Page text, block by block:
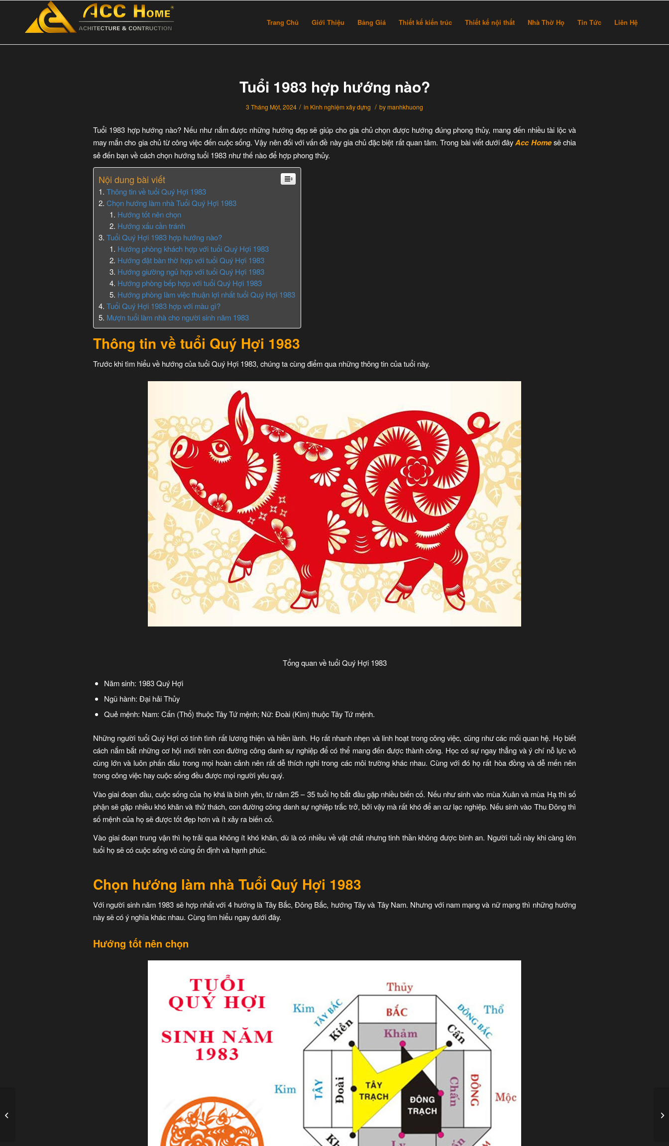
Trang Chủ Giới Thiệu Bảng Giá Thiết kế kiến trúc Thiết kế nội thất Nhà Thờ Họ Tin Tức Liên Hệ
Tuổi 1983 hợp hướng nào?
3 Tháng Một, 2024 / in Kinh nghiệm xây dựng / bymanhkhuong
Tuổi 1983 hợp hướng nào? Nếu như nắm được những hướng đẹp sẽ giúp cho gia chủ chọn được hướng đúng phong thủy, mang đến nhiều tài lộc và
may mắn cho gia chủ từ công việc đến cuộc sống. Vậy nên đối với vấn đề này gia chủ đặc biệt rất quan tâm. Trong bài viết dưới đâyAcc Homesẽ chia
sẻ đến bạn về cách chọn hướng tuổi 1983 như thế nào để hợp phong thủy.
Nội dung bài viết
Thông tin về tuổi Quý Hợi 1983
Chọn hướng làm nhà Tuổi Quý Hợi 1983
Hướng tốt nên chọn
Hướng xấu cần tránh
Tuổi Quý Hợi 1983 hợp hướng nào?
Hướng phòng khách hợp với tuổi Quý Hợi 1983
Hướng đặt bàn thờ hợp với tuổi Quý Hợi 1983
Hướng giường ngủ hợp với tuổi Quý Hợi 1983
Hướng phòng bếp hợp với tuổi Quý Hợi 1983
Hướng phòng làm việc thuận lợi nhất tuổi Quý Hợi 1983
Tuổi Quý Hợi 1983 hợp với màu gì?
Mượn tuổi làm nhà cho người sinh năm 1983
Thông tin về tuổi Quý Hợi 1983
Trước khi tìm hiểu về hướng của tuổi Quý Hợi 1983, chúng ta cùng điểm qua những thông tin của tuổi này.
Tổng quan về tuổi Quý Hợi 1983
Năm sinh: 1983 Quý Hợi
Ngũ hành: Đại hải Thủy
Quẻ mệnh: Nam: Cấn (Thổ) thuộc Tây Tứ mệnh; Nữ: Đoài (Kim) thuộc Tây Tứ mệnh.
Những người tuổi Quý Hợi có tính tình rất lương thiện và hiền lành. Họ rất nhanh nhẹn và linh hoạt trong công việc, cũng như các mối quan hệ. Họ biết
cách nắm bắt những cơ hội mới trên con đường công danh sự nghiệp để có thể mang đến được thành công. Học có sự ngay thẳng và ý chí nỗ lực vô
cùng lớn và luôn phấn đấu trong mọi hoàn cảnh nên rất dễ thích nghi trong các môi trường khác nhau. Cùng với đó họ rất hòa đồng và dễ mến nên
trong công việc hay cuộc sống đều được mọi người yêu quý.
Vào giai đoạn đầu, cuộc sống của họ khá là bình yên, từ năm 25 – 35 tuổi họ bắt đầu gặp nhiều biến cố. Nếu như sinh vào mùa Xuân và mùa Hạ thì số
phận sẽ gặp nhiều khó khăn và thử thách, con đường công danh sự nghiệp trắc trở, bởi vậy mà rất khó để an cư lạc nghiệp. Nếu sinh vào Thu Đông thì
số mệnh của họ sẽ được tốt đẹp hơn và ít xảy ra biến cố.
Vào giai đoạn trung vận thì họ trải qua không ít khó khăn, dù là có nhiều về vật chất nhưng tinh thần không được bình an. Người tuổi này khi càng lớn
tuổi họ sẽ có cuộc sống vô cùng ổn định và hạnh phúc.
Chọn hướng làm nhà Tuổi Quý Hợi 1983
Với người sinh năm 1983 sẽ hợp nhất với 4 hướng là Tây Bắc, Đông Bắc, hướng Tây và Tây Nam. Nhưng với nam mạng và nữ mạng thì những hướng
này sẽ có ý nghĩa khác nhau. Cùng tìm hiểu ngay dưới đây.
Hướng tốt nên chọn